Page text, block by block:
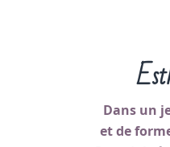
Dans un
et de